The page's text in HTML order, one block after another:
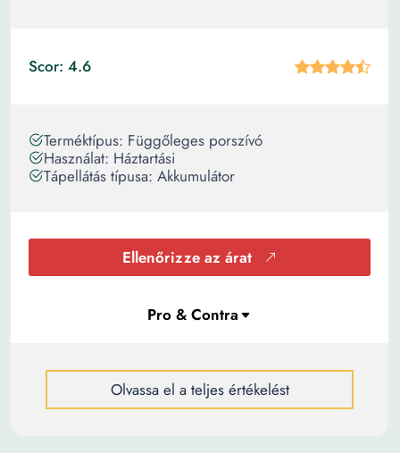
Scor: 4.6
Terméktípus: Függőleges porszívó
Használat: Háztartási
Tápellátás típusa: Akkumulátor
Ellenőrizze az árat
Olvassa el a teljes értékelést